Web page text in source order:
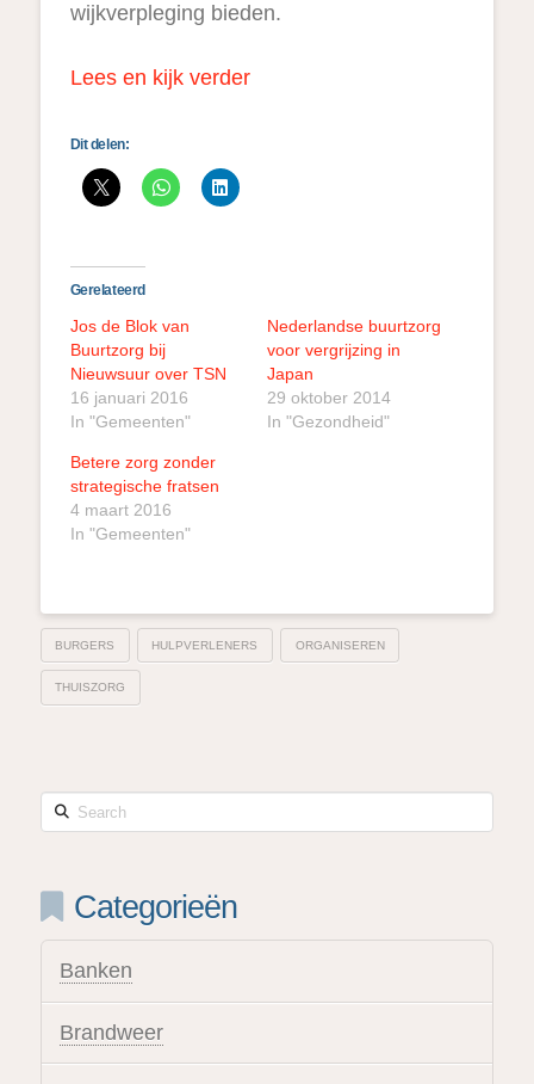
wijkverpleging bieden.
Lees en kijk verder
Dit delen:
Gerelateerd
Jos de Blok van
Buurtzorg bij
Nieuwsuur over TSN
16 januari 2016
In "Gemeenten"
Nederlandse buurtzorg
voor vergrijzing in
Japan
29 oktober 2014
In "Gezondheid"
Betere zorg zonder
strategische fratsen
4 maart 2016
In "Gemeenten"
BURGERS HULPVERLENERS ORGANISEREN
THUISZORG
Search
Categorieën
Banken
Brandweer